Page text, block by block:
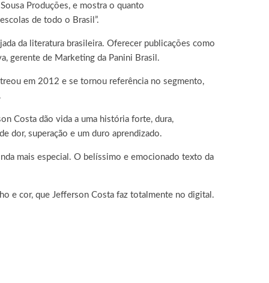
Produções, e mostra o quanto
de todo o Brasil”.
da literatura brasileira. Oferecer publicações como
gerente de Marketing da Panini Brasil.
em 2012 e se tornou referência no segmento,
Costa dão vida a uma história forte, dura,
dor, superação e um duro aprendizado.
mais especial. O belíssimo e emocionado texto da
e cor, que Jefferson Costa faz totalmente no digital.